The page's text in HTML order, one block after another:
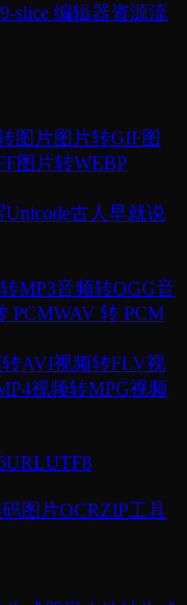
slice 编辑器资源流
图片图片转GIF图
图片转WEBP
Unicode古人早就说
MP3音频转OGG音
PCMWAV 转 PCM
AVI视频转FLV视
视频转MPG视频
URLUTF8
图片OCRZIP工具